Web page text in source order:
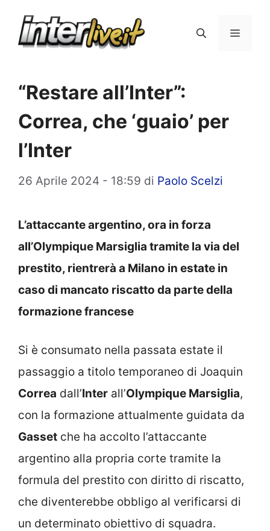
Menu
“Restare all’Inter”:
Correa, che ‘guaio’ per
l’Inter
26 Aprile 2024 - 18:59 di Paolo Scelzi
L’attaccante argentino, ora in forza
all’Olympique Marsiglia tramite la via del
prestito, rientrerà a Milano in estate in
caso di mancato riscatto da parte della
formazione francese
Si è consumato nella passata estate il
passaggio a titolo temporaneo di Joaquin
Correa dall’Inter all’Olympique Marsiglia,
con la formazione attualmente guidata da
Gasset che ha accolto l’attaccante
argentino alla propria corte tramite la
formula del prestito con diritto di riscatto,
che diventerebbe obbligo al verificarsi di
un determinato obiettivo di squadra.